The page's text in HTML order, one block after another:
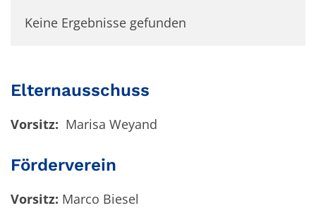
Keine Ergebnisse gefunden
Elternausschuss
Vorsitz: Marisa Weyand
Förderverein
Vorsitz: Marco Biesel